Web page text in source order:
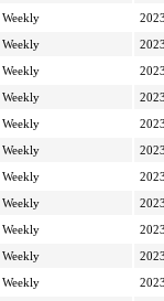
Weekly
Weekly
Weekly
Weekly
Weekly
Weekly
Weekly
Weekly
Weekly
Weekly
Weekly